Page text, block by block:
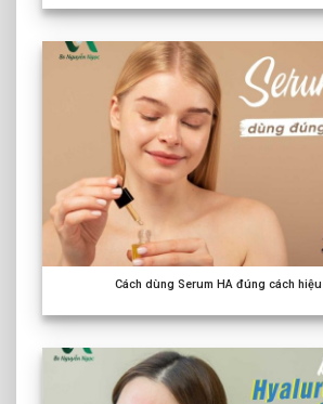
Cách dùng Serum HA đúng cách